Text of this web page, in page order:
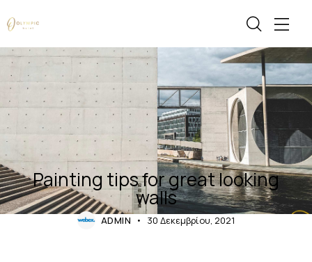
APARTMENT INSPIRATION URBAN
Painting tips for great looking
walls
ADMIN 30 Δεκεμβρίου, 2021